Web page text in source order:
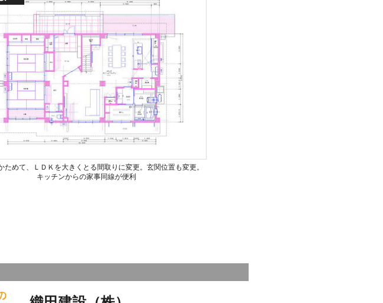
ためて、ＬＤＫを大きくとる間取りに変更。玄関位置も変更。
キッチンからの家事同線が便利